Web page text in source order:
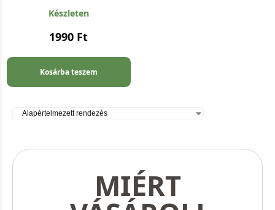
Készleten
1990 Ft
Kosárba teszem
MIÉRT